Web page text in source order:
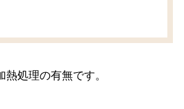
処理の有無です。